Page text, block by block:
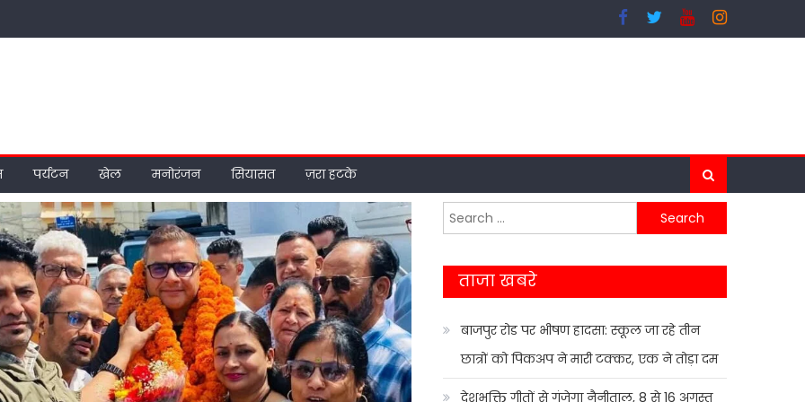
पर्यटन खेल मनोरंजन सियासत ज़रा हटके
Search
for:
ताजा खबरे
बाजपुर रोड पर भीषण हादसा: स्कूल जा रहे तीन
छात्रों को पिकअप ने मारी टक्कर, एक ने तोड़ा दम
देशभक्ति गीतों से गूंजेगा नैनीताल, 8 से 16 अगस्त